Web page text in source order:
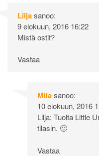
Liljasanoo:
9 elokuun, 2016 16:22
Mistä ostit?
Vastaa
Miiasanoo:
10 elokuun, 2016
Lilja: Tuolta Little
tilasin. 🙂
Vastaa